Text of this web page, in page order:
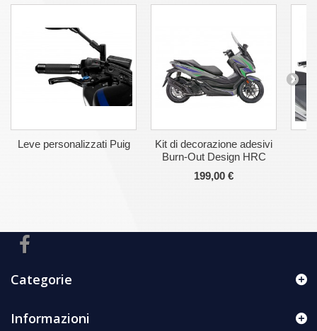
Leve personalizzati Puig
Kit di decorazione adesivi
Burn-Out Design HRC
199,00 €
Categorie
Informazioni